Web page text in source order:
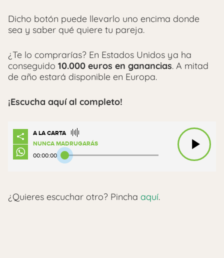
Dicho botón puede llevarlo uno encima donde
sea y saber qué quiere tu pareja.
¿Te lo comprarías? En Estados Unidos ya ha
conseguido 10.000 euros en ganancias. A mitad
de año estará disponible en Europa.
¡Escucha aquí al completo!
A LA CARTA
NUNCA MADRUGARÁS
00:00:00
¿Quieres escuchar otro? Pincha aquí.